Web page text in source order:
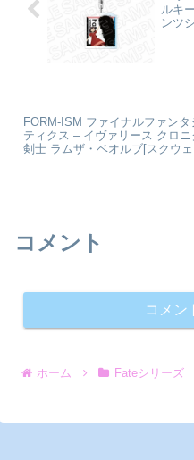
ルキ
ンツ
FORM-ISM ファイナルファンタ
ティクス – イヴァリース クロニ
剣士 ラムザ・ベオルブ[スクウェ
コメント
コメン
ホーム Fateシリーズ